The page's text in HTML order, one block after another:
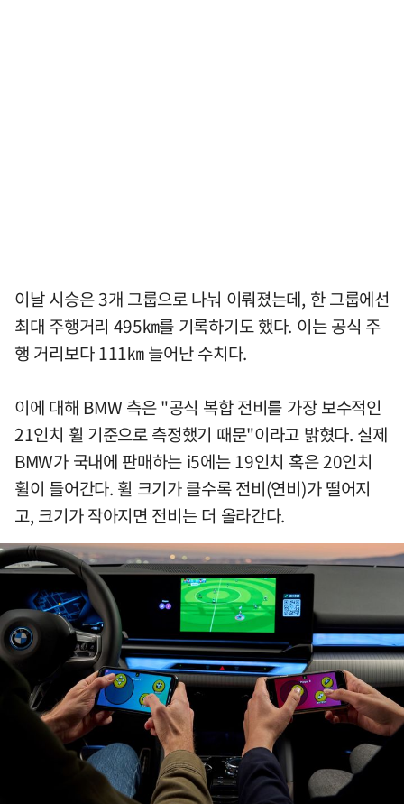
이날 시승은 3개 그룹으로 나눠 이뤄졌는데, 한 그룹에선
최대 주행거리 495㎞를 기록하기도 했다. 이는 공식 주
행 거리보다 111㎞ 늘어난 수치다.
이에 대해 BMW 측은 "공식 복합 전비를 가장 보수적인
21인치 휠 기준으로 측정했기 때문"이라고 밝혔다. 실제
BMW가 국내에 판매하는 i5에는 19인치 혹은 20인치
휠이 들어간다. 휠 크기가 클수록 전비(연비)가 떨어지
고, 크기가 작아지면 전비는 더 올라간다.